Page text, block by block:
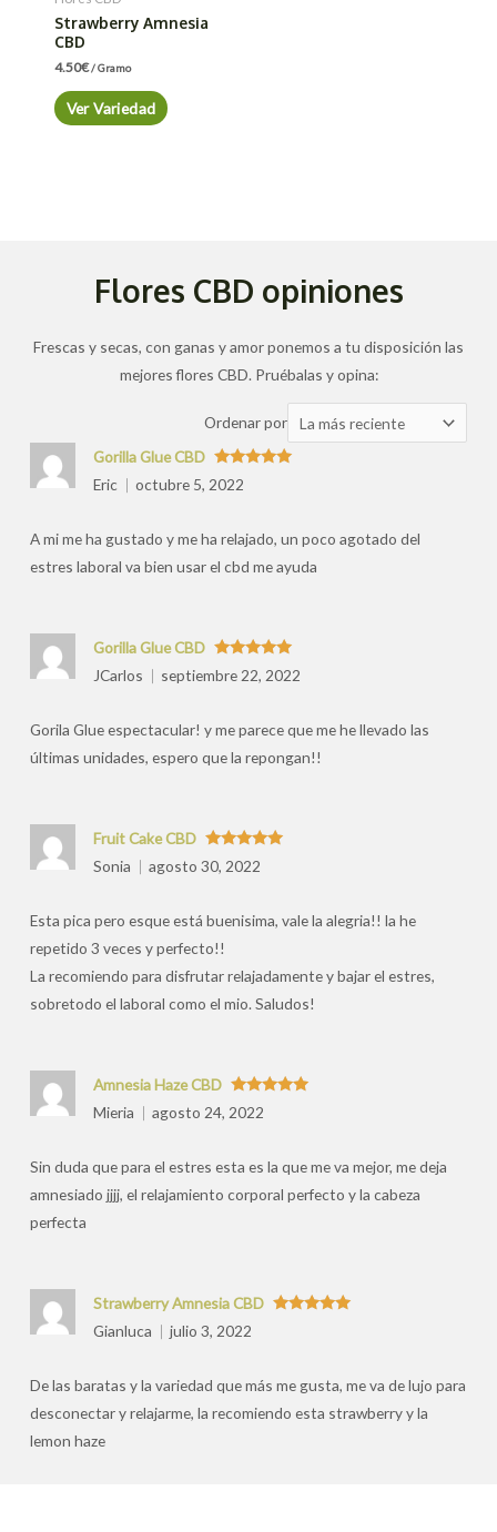
Strawberry Amnesia
CBD
4.50€/ Gramo
Ver Variedad
Flores CBD opiniones
Frescas y secas, con ganas y amor ponemos a tu disposición las
mejores flores CBD. Pruébalas y opina:
Ordenar por Ordenar
las
Valorado
con
Gorilla Glue CBD
Eric
octubre 5, 2022
A mi me ha gustado y me ha relajado, un poco agotado del
estres laboral va bien usar el cbd me ayuda
Valorado
con5de 5
Gorilla Glue CBD
JCarlos
septiembre 22, 2022
Gorila Glue espectacular! y me parece que me he llevado las
últimas unidades, espero que la repongan!!
Valorado
con5de 5
Fruit Cake CBD
Sonia
agosto 30, 2022
Esta pica pero esque está buenisima, vale la alegria!! la he
repetido 3 veces y perfecto!!
La recomiendo para disfrutar relajadamente y bajar el estres,
sobretodo el laboral como el mio. Saludos!
Valorado
con5
Amnesia Haze CBD
Mieria
agosto 24, 2022
Sin duda que para el estres esta es la que me va mejor, me deja
amnesiado jjjj, el relajamiento corporal perfecto y la cabeza
perfecta
Strawberry Amnesia CBD
Gianluca
julio 3, 2022
De las baratas y la variedad que más me gusta, me va de lujo para
desconectar y relajarme, la recomiendo esta strawberry y la
lemon haze